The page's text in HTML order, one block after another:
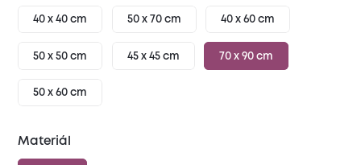
40 x 40 cm 50 x 70 cm 40 x 60 cm
50 x 50 cm 45 x 45 cm 70 x 90 cm
50 x 60 cm
Materiál